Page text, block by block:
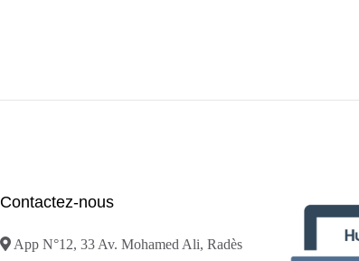
Contactez-nous
App N°12, 33 Av. Mohamed Ali, Radès